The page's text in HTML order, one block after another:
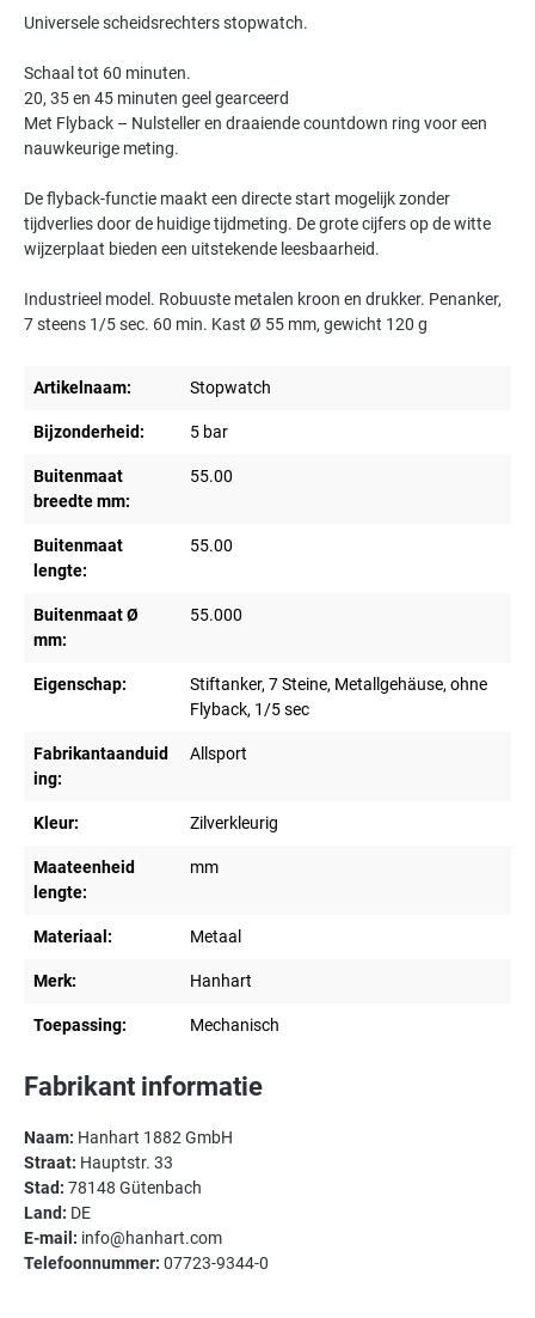
Universele scheidsrechters stopwatch.
Schaal tot 60 minuten.
20, 35 en 45 minuten geel gearceerd
Met Flyback – Nulsteller en draaiende countdown ring voor een
nauwkeurige meting.
De flyback-functie maakt een directe start mogelijk zonder
tijdverlies door de huidige tijdmeting. De grote cijfers op de witte
wijzerplaat bieden een uitstekende leesbaarheid.
Industrieel model. Robuuste metalen kroon en drukker. Penanker,
7 steens 1/5 sec. 60 min. Kast Ø 55 mm, gewicht 120 g
Artikelnaam: Stopwatch
Bijzonderheid: 5 bar
Buitenmaat
breedte mm:
55.00
Buitenmaat
lengte:
55.00
Buitenmaat Ø
mm:
55.000
Eigenschap:
Stiftanker, 7 Steine, Metallgehäuse, ohne
Flyback, 1/5 sec
Fabrikantaanduid
ing:
Allsport
Kleur: Zilverkleurig
Maateenheid
lengte:
mm
Materiaal: Metaal
Merk: Hanhart
Toepassing: Mechanisch
Fabrikant informatie
Naam: Hanhart 1882 GmbH
Straat: Hauptstr. 33
Stad: 78148 Gütenbach
Land: DE
E-mail: info@hanhart.com
Telefoonnummer: 07723-9344-0